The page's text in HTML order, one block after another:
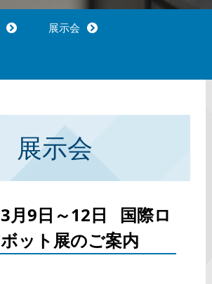
展示会
展示会
3月9日～12日 国際ロ
ボット展のご案内